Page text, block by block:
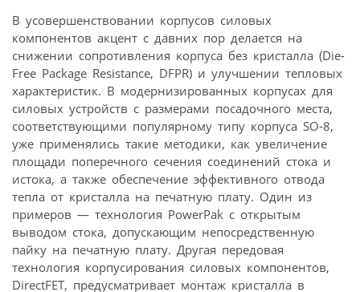
В усовершенствовании корпусов силовых
компонентов акцент с давних пор делается на
снижении сопротивления корпуса без кристалла (Die-
Free Package Resistance, DFPR) и улучшении тепловых
характеристик. В модернизированных корпусах для
силовых устройств с размерами посадочного места,
соответствующими популярному типу корпуса SO-8,
уже применялись такие методики, как увеличение
площади поперечного сечения соединений стока и
истока, а также обеспечение эффективного отвода
тепла от кристалла на печатную плату. Один из
примеров — технология PowerPak с открытым
выводом стока, допускающим непосредственную
пайку на печатную плату. Другая передовая
технология корпусирования силовых компонентов,
DirectFET, предусматривает монтаж кристалла в